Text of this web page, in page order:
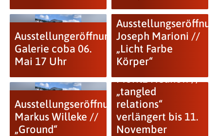
Ausstellungeröffnung
Galerie coba 06.
Mai 17 Uhr
Joseph Marioni //
„Licht Farbe
Körper“
Ausstellungseröffnung:
Markus Willeke //
„Ground“
Moritz Neuhoff //
„tangled
relations“
verlängert bis 11.
November